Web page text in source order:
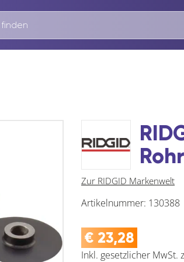
Zur RIDGID Markenwelt
Artikelnummer: 130388
€ 23,28
Inkl. gesetzlicher MwSt.